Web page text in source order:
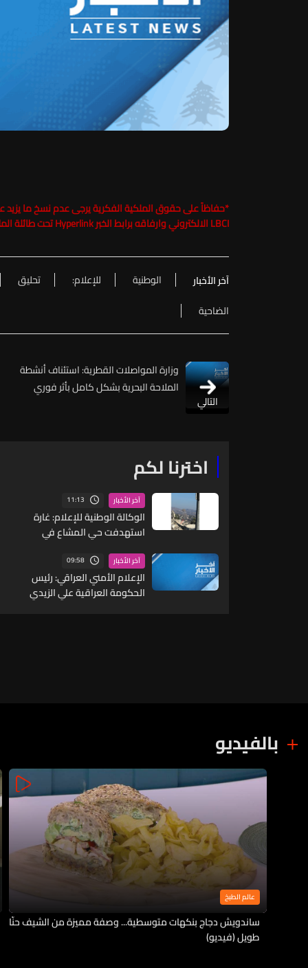
*
LBCI الالكتروني وارفاقه برابط الخبر Hyperlink تحت طائلة الملاحقة القانونية
آخر الأخبار الوطنية للإعلام: تحليق
الضاحية
التالي
وزارة المواصلات القطرية: استئناف أنشطة
الملاحة البحرية بشكل كامل بأثر فوري
اخترنا لكم
آخر الأخبار 11:13
الوكالة الوطنية للإعلام: غارة
استهدفت حي المشاع في
آخر الأخبار 09:58
الإعلام الأمني العراقي: رئيس
الحكومة العراقية علي الزيدي
بالفيديو
عالم الطبخ
ساندويش دجاج بنكهات متوسطية... وصفة مميزة من الشيف حنّا
طويل (فيديو)